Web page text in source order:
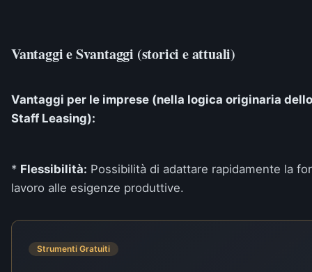
Vantaggi e Svantaggi (storici e attuali)
Vantaggi per le imprese (nella logica originaria dello
Staff Leasing):
* Flessibilità: Possibilità di adattare rapidamente la
lavoro alle esigenze produttive.
Strumenti Gratuiti